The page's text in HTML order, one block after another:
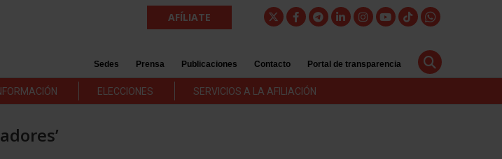
AFÍLIATE
Sedes Prensa Publicaciones Contacto Portal de transparencia
ELECCIONES SERVICIOS A LA AFILIACIÓN